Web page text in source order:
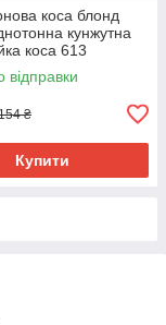
коса блонд
кунжутна
коса 613
відправки
₴
Купити